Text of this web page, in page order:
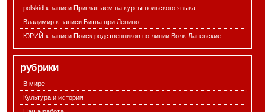
polskid к записиПриглашаем на курсы польского языка
Владимир к записи Битва при Ленино
ЮРИЙ к записиПоиск родственников по линии Волк-Ланевские
рубрики
В мире
Культура и история